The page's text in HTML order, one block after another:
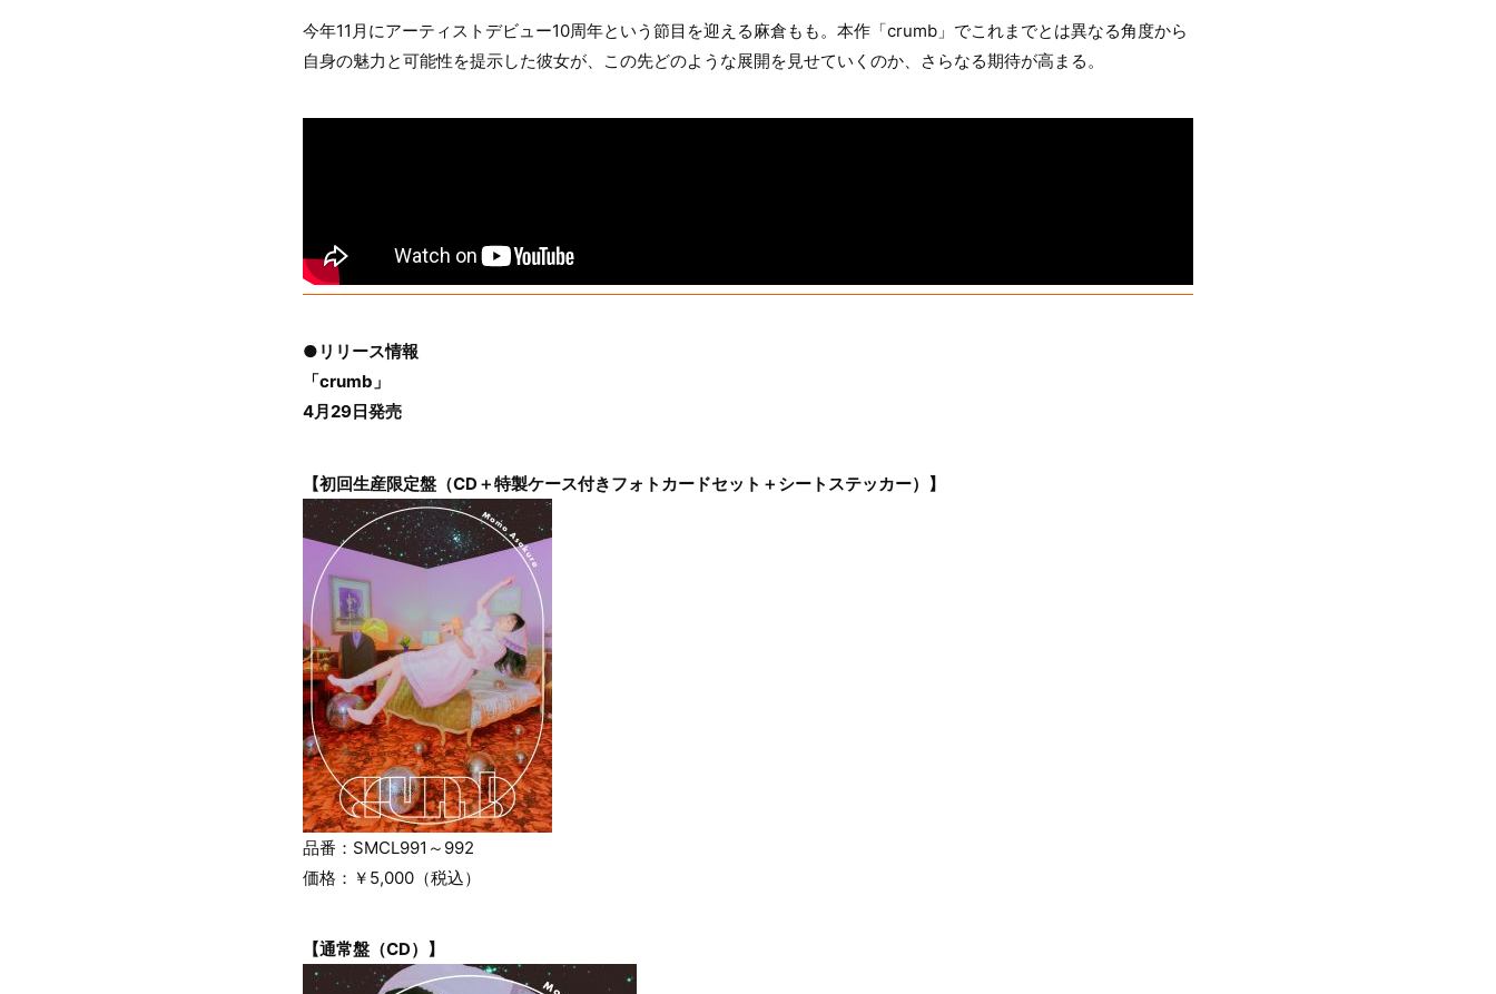
今年11月にアーティストデビュー10周年という節目を迎える麻倉もも。本作「crumb」でこれまでとは異なる角度から
自身の魅力と可能性を提示した彼女が、この先どのような展開を見せていくのか、さらなる期待が高まる。
●リリース情報
「crumb」
4月29日発売
【初回生産限定盤（CD＋特製ケース付きフォトカードセット＋シートステッカー）】
品番：SMCL991～992
価格：￥5,000（税込）
【通常盤（CD）】